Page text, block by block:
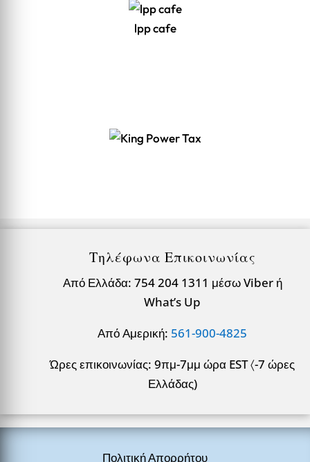
lpp cafe
Τηλέφωνα Επικοινωνίας
Από Ελλάδα: 754 204 1311 μέσω Viber ή
What’s Up
Από Αμερική: 561-900-4825
Ώρες επικοινωνίας: 9πμ-7μμ ώρα EST 〈-7 ώρες
Ελλάδας)
Πολιτική Απορρήτου